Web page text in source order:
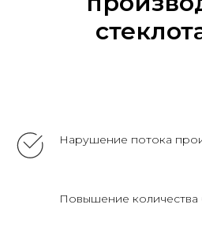
Нарушение потока
Повышение количества